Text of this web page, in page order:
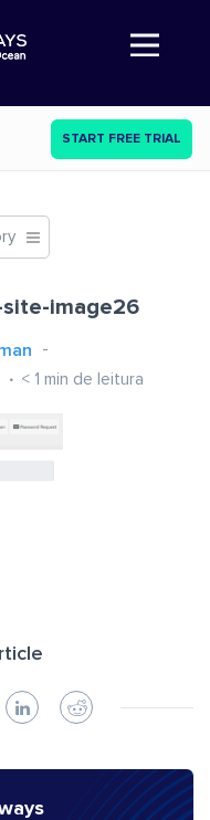
Abre a navegação
START FREE TRIAL
site-image26
< 1 min de leitura